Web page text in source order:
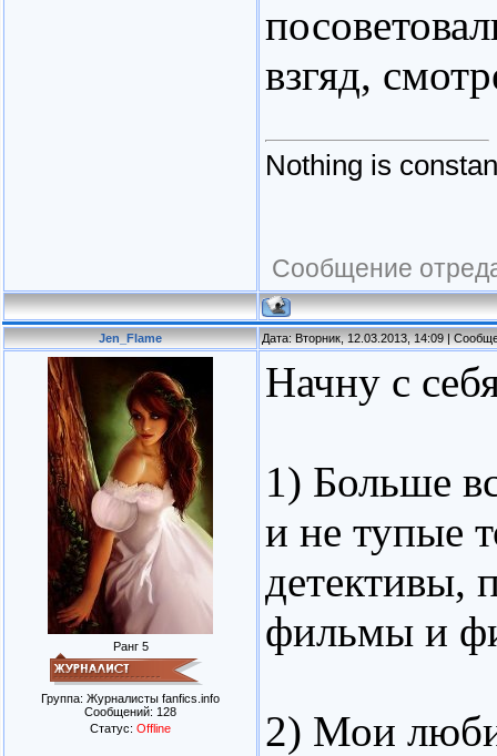
взгяд,
Nothing is
Сообщение
Jen_Flame Дата: Вторник, 12.03.2013, 14:09 |
Ранг 5
Группа: Журналисты fanfics.info
Сообщений: 128
Статус: Offline
Начну с
1) Больше
и не тупые
детективы,
фильмы и
2) Мои